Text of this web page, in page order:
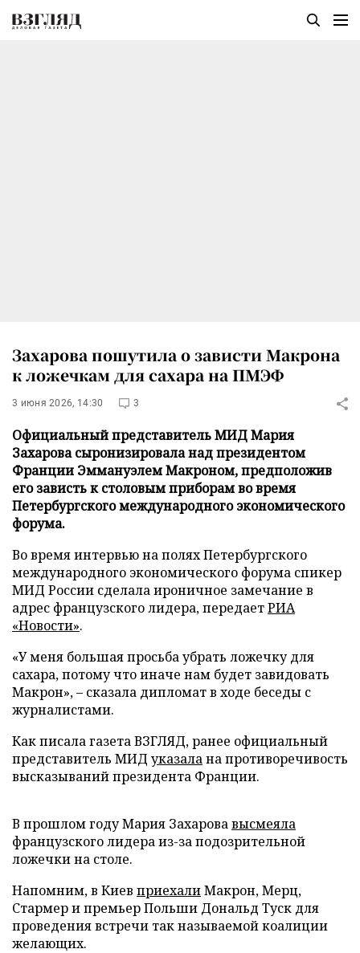
Захарова пошутила о зависти Макрона
к ложечкам для сахара на ПМЭФ
3 июня 2026, 14:30 3
Официальный представитель МИД Мария
Захарова сыронизировала над президентом
Франции Эммануэлем Макроном, предположив
его зависть к столовым приборам во время
Петербургского международного экономического
форума.
Во время интервью на полях Петербургского
международного экономического форума спикер
МИД России сделала ироничное замечание в
адрес французского лидера, передаетРИА
«Новости».
«У меня большая просьба убрать ложечку для
сахара, потому что иначе нам будет завидовать
Макрон», – сказала дипломат в ходе беседы с
журналистами.
Как писала газета ВЗГЛЯД, ранее официальный
представитель МИД указалана противоречивость
высказываний президента Франции.
В прошлом году Мария Захаровавысмеяла
французского лидера из-за подозрительной
ложечки на столе.
Напомним, в Киев приехалиМакрон, Мерц,
Стармер и премьер Польши Дональд Туск для
проведения встречи так называемой коалиции
желающих.